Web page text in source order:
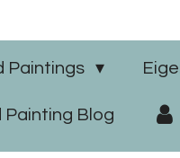
Paintings
Painting Blog